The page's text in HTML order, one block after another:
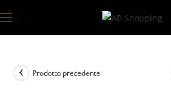
al
contenuto
Prodotto precedente